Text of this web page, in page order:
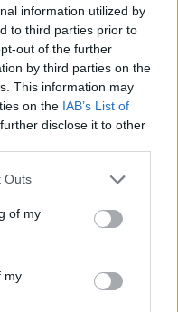
information utilized by
to third parties prior to
out of the further
by third parties on the
This information may
on the IAB’s List of
disclose it to other
one or more Google
You may click to
its third-party tags to
in below Google
Outs
of my
my